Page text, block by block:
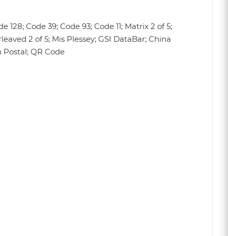
128; Code 39; Code 93; Code 11; Matrix 2 of 5;
2 of 5; Mis Plessey; GSI DataBar; China
Postal; QR Code